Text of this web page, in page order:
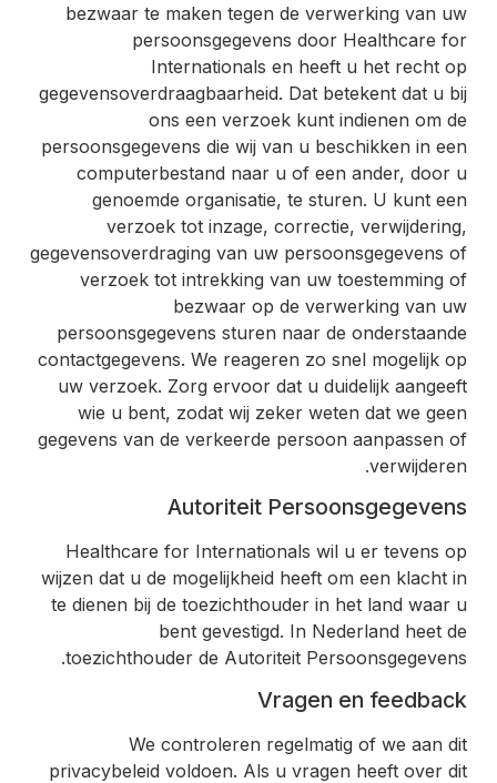
bezwaar te maken tegen de verwerking van uw
persoonsgegevens door Healthcare for
Internationals en heeft u het recht op
gegevensoverdraagbaarheid. Dat betekent dat u bij
ons een verzoek kunt indienen om de
persoonsgegevens die wij van u beschikken in een
computerbestand naar u of een ander, door u
genoemde organisatie, te sturen. U kunt een
verzoek tot inzage, correctie, verwijdering,
gegevensoverdraging van uw persoonsgegevens of
verzoek tot intrekking van uw toestemming of
bezwaar op de verwerking van uw
persoonsgegevens sturen naar de onderstaande
contactgegevens. We reageren zo snel mogelijk op
uw verzoek. Zorg ervoor dat u duidelijk aangeeft
wie u bent, zodat wij zeker weten dat we geen
gegevens van de verkeerde persoon aanpassen of
verwijderen.
Autoriteit Persoonsgegevens
Healthcare for Internationals wil u er tevens op
wijzen dat u de mogelijkheid heeft om een klacht in
te dienen bij de toezichthouder in het land waar u
bent gevestigd. In Nederland heet de
toezichthouder de Autoriteit Persoonsgegevens.
Vragen en feedback
We controleren regelmatig of we aan dit
privacybeleid voldoen. Als u vragen heeft over dit